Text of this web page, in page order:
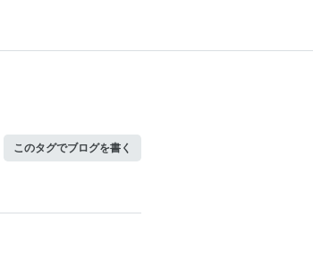
このタグでブログを書く